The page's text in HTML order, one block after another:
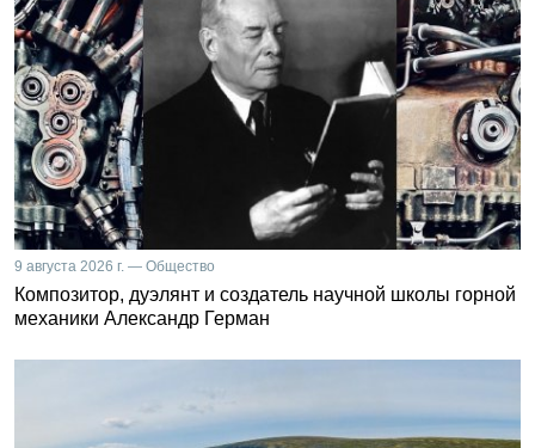
9 августа 2026 г. — Общество
Композитор, дуэлянт и создатель научной школы горной
механики Александр Герман